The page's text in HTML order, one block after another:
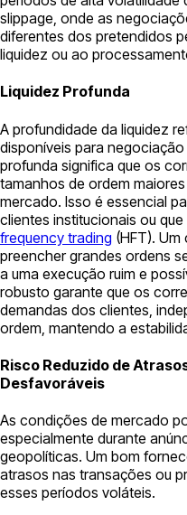
slippage, onde as
diferentes dos pretendidos
liquidez ou ao
Liquidez Profunda
A profundidade da liquidez
disponíveis para
profunda significa que os
tamanhos de ordem
mercado. Isso é essencial
clientes institucionais ou
frequency trading (HFT).
preencher grandes ordens
a uma execução ruim e
robusto garante que os
demandas dos clientes,
ordem, mantendo a
Risco Reduzido de
Desfavoráveis
As condições de mercado
especialmente durante
geopolíticas. Um bom
atrasos nas transações ou
esses períodos voláteis.